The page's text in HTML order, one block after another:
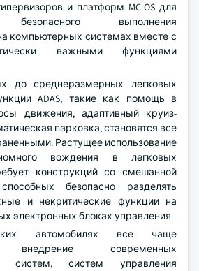
и платформ MC-OS для
безопасного выполнения
компьютерных системах вместе с
важными функциями
до среднеразмерных легковых
ADAS, такие как помощь в
движения, адаптивный круиз-
парковка, становятся все
Растущее использование
вождения в легковых
конструкций со смешанной
безопасно разделять
и некритические функции на
электронных блоках управления.
автомобилях все чаще
внедрение современных
систем, систем управления